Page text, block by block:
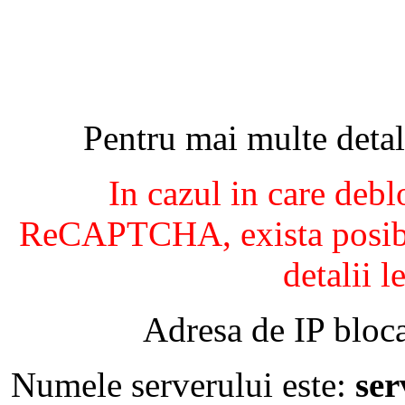
Pentru mai multe
In cazul in care
ReCAPTCHA, exista
detalii
Adresa de IP
Numele serverului este: